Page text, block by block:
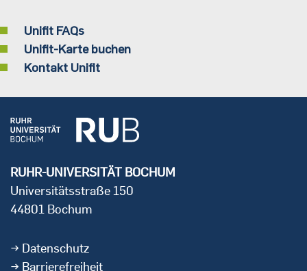
Unifit FAQs
Unifit-Karte buchen
Kontakt Unifit
RUHR-UNIVERSITÄT BOCHUM
Universitätsstraße 150
44801 Bochum
Datenschutz
Barrierefreiheit